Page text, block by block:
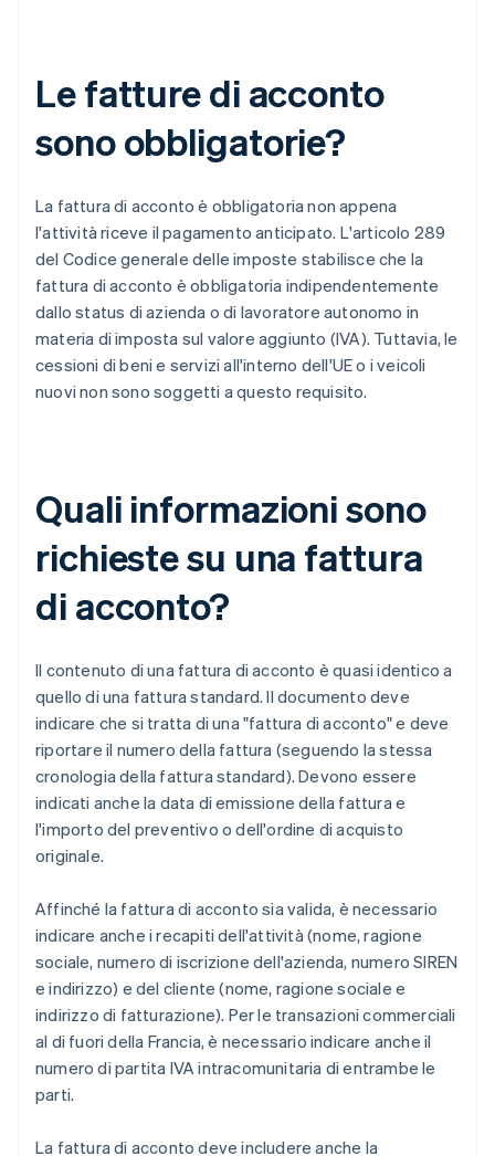
Le fatture di acconto
sono obbligatorie?
La fattura di acconto è obbligatoria non appena
l'attività riceve il pagamento anticipato. L'articolo 289
del Codice generale delle imposte stabilisce che la
fattura di acconto è obbligatoria indipendentemente
dallo status di azienda o di lavoratore autonomo in
materia di imposta sul valore aggiunto (IVA). Tuttavia, le
cessioni di beni e servizi all'interno dell'UE o i veicoli
nuovi non sono soggetti a questo requisito.
Quali informazioni sono
richieste su una fattura
di acconto?
Il contenuto di una fattura di acconto è quasi identico a
quello di una fattura standard. Il documento deve
indicare che si tratta di una "fattura di acconto" e deve
riportare il numero della fattura (seguendo la stessa
cronologia della fattura standard). Devono essere
indicati anche la data di emissione della fattura e
l'importo del preventivo o dell'ordine di acquisto
originale.
Affinché la fattura di acconto sia valida, è necessario
indicare anche i recapiti dell'attività (nome, ragione
sociale, numero di iscrizione dell'azienda, numero SIREN
e indirizzo) e del cliente (nome, ragione sociale e
indirizzo di fatturazione). Per le transazioni commerciali
al di fuori della Francia, è necessario indicare anche il
numero di partita IVA intracomunitaria di entrambe le
parti.
La fattura di acconto deve includere anche la